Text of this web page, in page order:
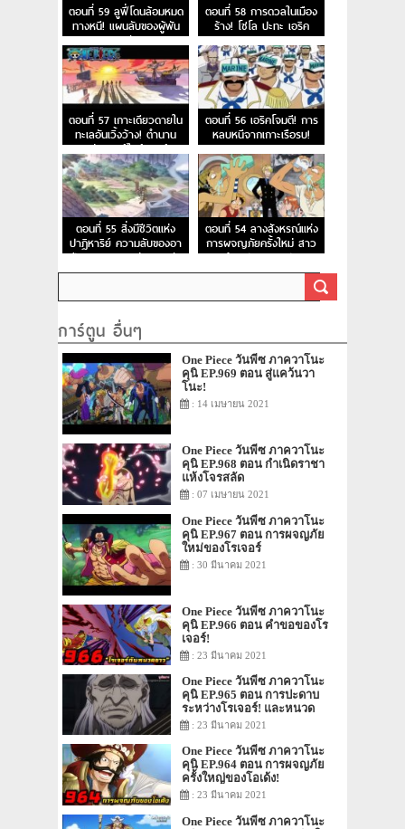
ตอนที่ 59 ลูฟี่โดนล้อมหมด
ทางหนี! แผนลับของผู้พัน
เนลสัน
ตอนที่ 58 การดวลในเมือง
ร้าง! โซโล ปะทะ เอริค
ตอนที่ 57 เกาะเดียวดายใน
ทะเลอันเวิ้งว้าง! ตำนาน
แห่งลอสท์ไอส์แลนด์
ตอนที่ 56 เอริคโจมตี! การ
หลบหนีจากเกาะเรือรบ!
ตอนที่ 55 สิ่งมีชีวิตแห่ง
ปาฏิหาริย์ ความลับของอา
เปียส และเกาะแห่งความลับ
ตอนที่ 54 ลางสังหรณ์แห่ง
การผจญภัยครั้งใหม่ สาว
น้อยปริศนาอาปิส
การ์ตูน อื่นๆ
One Piece วันพีซ ภาควาโนะ
คุนิ EP.969 ตอน สู่แคว้นวา
โนะ!
: 14 เมษายน 2021
One Piece วันพีซ ภาควาโนะ
คุนิ EP.968 ตอน กำเนิดราชา
แห้งโจรสลัด
: 07 เมษายน 2021
One Piece วันพีซ ภาควาโนะ
คุนิ EP.967 ตอน การผจญภัย
ใหม่ของโรเจอร์
: 30 มีนาคม 2021
One Piece วันพีซ ภาควาโนะ
คุนิ EP.966 ตอน คำขอของโร
เจอร์!
: 23 มีนาคม 2021
One Piece วันพีซ ภาควาโนะ
คุนิ EP.965 ตอน การปะดาบ
ระหว่างโรเจอร์! และหนวด
ขาว!: 23 มีนาคม 2021
One Piece วันพีซ ภาควาโนะ
คุนิ EP.964 ตอน การผจญภัย
ครั้งใหญ่ของโอเด้ง!
: 23 มีนาคม 2021
One Piece วันพีซ ภาควาโนะ